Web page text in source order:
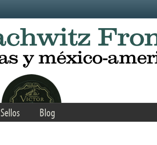
Sellos Blog